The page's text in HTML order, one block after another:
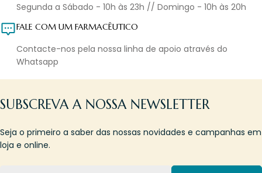
Segunda a Sábado - 10h às 23h // Domingo - 10h às 20h
FALE COM UM FARMACÊUTICO
Contacte-nos pela nossa linha de apoio através do
Whatsapp
SUBSCREVA A NOSSA NEWSLETTER
Seja o primeiro a saber das nossas novidades e campanhas em
loja e online.